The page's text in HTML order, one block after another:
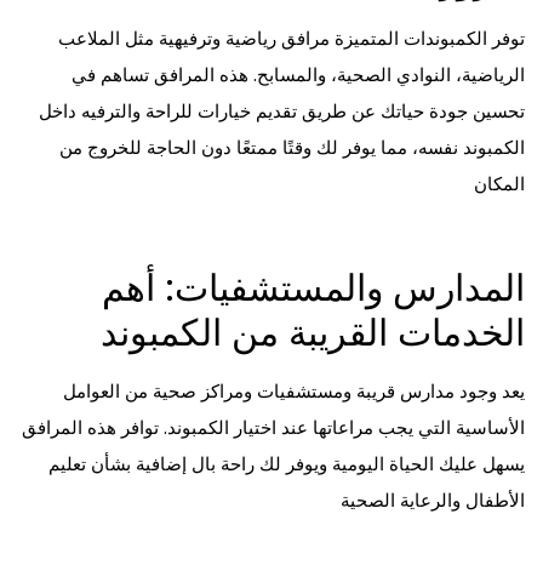
توفر الكمبوندات المتميزة مرافق رياضية وترفيهية مثل الملاعب
الرياضية، النوادي الصحية، والمسابح. هذه المرافق تساهم في
تحسين جودة حياتك عن طريق تقديم خيارات للراحة والترفيه داخل
الكمبوند نفسه، مما يوفر لك وقتًا ممتعًا دون الحاجة للخروج من
المكان
المدارس والمستشفيات: أهم
الخدمات القريبة من الكمبوند
يعد وجود مدارس قريبة ومستشفيات ومراكز صحية من العوامل
الأساسية التي يجب مراعاتها عند اختيار الكمبوند. توافر هذه المرافق
يسهل عليك الحياة اليومية ويوفر لك راحة بال إضافية بشأن تعليم
الأطفال والرعاية الصحية